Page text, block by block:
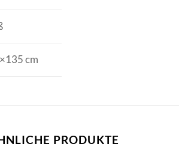
cm
PRODUKTE